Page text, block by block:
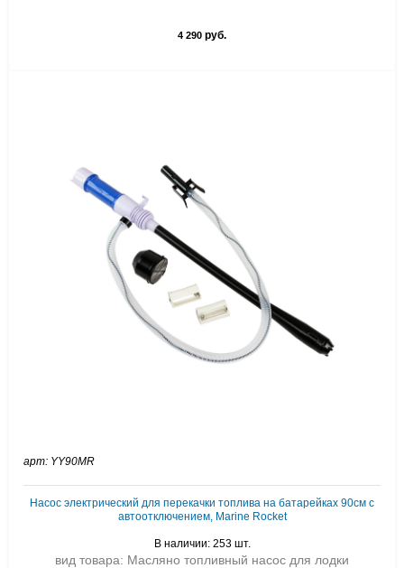
4 290 руб.
арт: YY90MR
Насос электрический для перекачки топлива на батарейках 90см с
автоотключением, Marine Rocket
В наличии: 253 шт.
вид товара: Масляно топливный насос для лодки